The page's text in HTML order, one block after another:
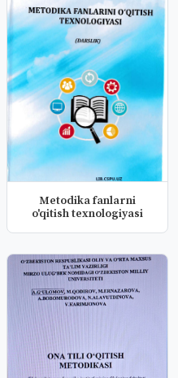
Metodika fanlarni
o'qitish texnologiyasi